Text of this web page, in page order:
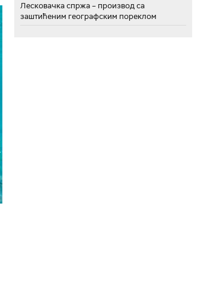
Лесковачка спржа – производ са
заштићеним географским пореклом